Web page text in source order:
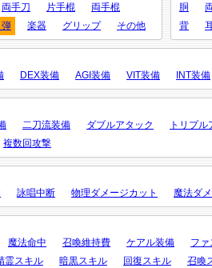
両手刀 片手棍
両手棍
楽器 グリップ その他
胴
背
DEX装備 AGI装備 VIT装備 INT装備
二刀流装備 ダブルアタック
トリプル
複数回攻撃
詠唱中断 物理ダメージカット 魔法ダ
魔法命中 召喚維持費 ケアル装備
フ
霊スキル 暗黒スキル 回復スキル 召喚